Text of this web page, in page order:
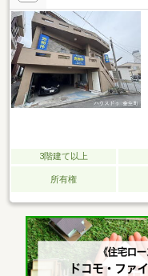
3階建て以上
所有権